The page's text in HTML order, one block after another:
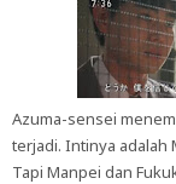
Azuma-sensei
terjadi. Intinya adalah
Tapi Manpei dan